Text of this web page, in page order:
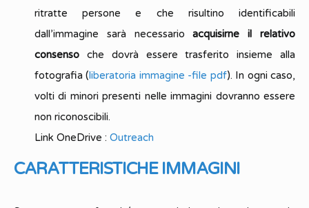
ritratte persone e che risultino identificabili
dall’immagine sarà necessarioacquisirne il relativo
consenso che dovrà essere trasferito insieme alla
fotografia (liberatoria immagine -file pdf). In ogni caso,
volti di minori presenti nelle immagini dovranno essere
non riconoscibili.
Link OneDrive : Outreach
CARATTERISTICHE IMMAGINI